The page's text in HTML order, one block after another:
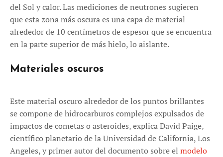
del Sol y calor. Las mediciones de neutrones sugieren
que esta zona más oscura es una capa de material
alrededor de 10 centímetros de espesor que se encuentra
en la parte superior de más hielo, lo aislante.
Materiales oscuros
Este material oscuro alrededor de los puntos brillantes
se compone de hidrocarburos complejos expulsados ​​de
impactos de cometas o asteroides, explica David Paige,
científico planetario de la Universidad de California, Los
Angeles, y primer autor del documento sobre el modelo